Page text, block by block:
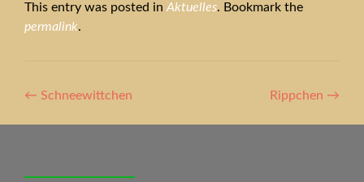
This entry was posted in Aktuelles. Bookmark the
permalink.
Artikel-
Navigation
← Schneewittchen Rippchen →